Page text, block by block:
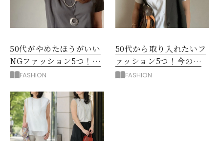
50代がやめたほうがいい
NGファッション5つ！手
持ち服を見直すコツ
FASHION
50代から取り入れたいフ
ァッション5つ！今の自
分をきれいに見せる服選
FASHION